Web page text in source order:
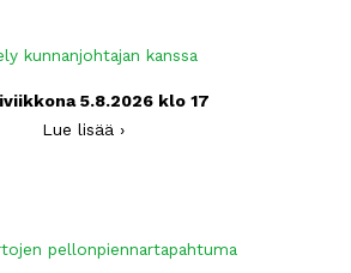
kunnanjohtajan kanssa
5.8.2026 klo 17
Lue lisää ›
pellonpiennartapahtuma